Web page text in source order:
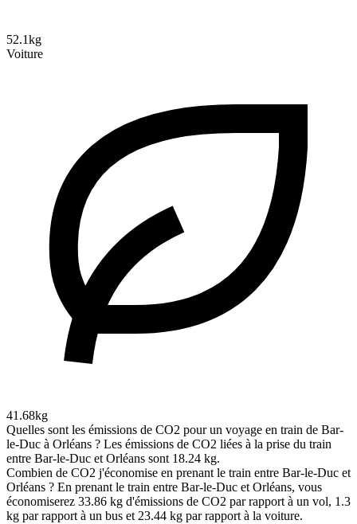
52.1kg
Voiture
41.68kg
Quelles sont les émissions de CO2 pour un voyage en train de Bar-
le-Duc à Orléans ? Les émissions de CO2 liées à la prise du train
entre Bar-le-Duc et Orléans sont 18.24 kg.
Combien de CO2 j'économise en prenant le train entre Bar-le-Duc et
Orléans ? En prenant le train entre Bar-le-Duc et Orléans, vous
économiserez 33.86 kg d'émissions de CO2 par rapport à un vol, 1.3
kg par rapport à un bus et 23.44 kg par rapport à la voiture.